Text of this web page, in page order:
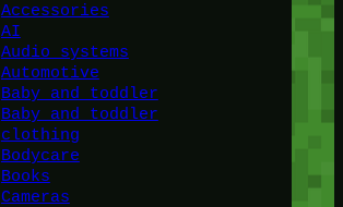
Accessories
AI
Audio systems
Automotive
Baby and toddler
Baby and toddler
clothing
Bodycare
Books
Cameras